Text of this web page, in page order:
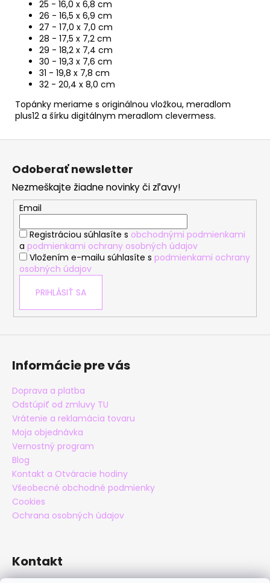
25 - 16,0 x 6,8 cm
26 - 16,5 x 6,9 cm
27 - 17,0 x 7,0 cm
28 - 17,5 x 7,2 cm
29 - 18,2 x 7,4 cm
30 - 19,3 x 7,6 cm
31 - 19,8 x 7,8 cm
32 - 20,4 x 8,0 cm
Topánky meriame s originálnou vložkou, meradlom
plus12 a šírku digitálnym meradlom clevermess.
Z
Odoberať newsletter
Nezmeškajte žiadne novinky či zľavy!
Email
Registráciou súhlasíte s obchodnými podmienkami
a podmienkami ochrany osobných údajov
Vložením e-mailu súhlasíte s podmienkami ochrany
osobných údajov
PRIHLÁSIŤ SA
Informácie pre vás
Doprava a platba
Odstúpiť od zmluvy TU
Vrátenie a reklamácia tovaru
Moja objednávka
Vernostný program
Blog
Kontakt a Otváracie hodiny
Všeobecné obchodné podmienky
Cookies
Ochrana osobných údajov
Kontakt